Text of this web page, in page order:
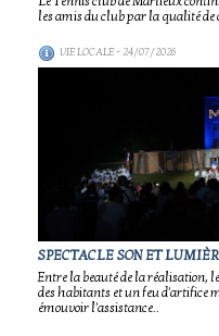
les amis du club par la qualité
VIE LOCALE- 24/07/2026
SPECTACLE SON ET
Entre la beauté de la réalisation,
des habitants et un feu d'artifice
émouvoir l'assistance..